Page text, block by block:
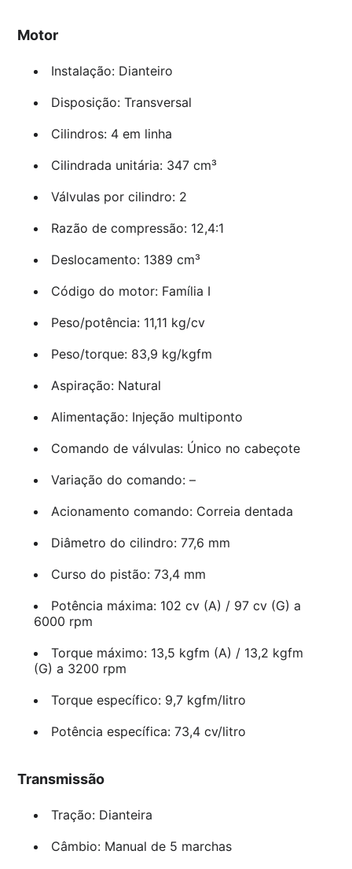
Motor
Instalação: Dianteiro
Disposição: Transversal
Cilindros: 4 em linha
Cilindrada unitária: 347 cm³
Válvulas por cilindro: 2
Razão de compressão: 12,4:1
Deslocamento: 1389 cm³
Código do motor: Família I
Peso/potência: 11,11 kg/cv
Peso/torque: 83,9 kg/kgfm
Aspiração: Natural
Alimentação: Injeção multiponto
Comando de válvulas: Único no cabeçote
Variação do comando: –
Acionamento comando: Correia dentada
Diâmetro do cilindro: 77,6 mm
Curso do pistão: 73,4 mm
Potência máxima: 102 cv (A) / 97 cv (G) a
6000 rpm
Torque máximo: 13,5 kgfm (A) / 13,2 kgfm
(G) a 3200 rpm
Torque específico: 9,7 kgfm/litro
Potência específica: 73,4 cv/litro
Transmissão
Tração: Dianteira
Câmbio: Manual de 5 marchas